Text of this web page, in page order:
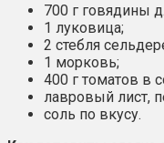
700 г говядины
1 луковица;
2 стебля
1 морковь;
400 г томатов в
лавровый лист,
соль по вкусу.